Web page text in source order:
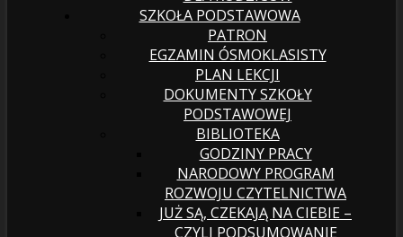
SZKOŁA PODSTAWOWA
PATRON
EGZAMIN ÓSMOKLASISTY
PLAN LEKCJI
DOKUMENTY SZKOŁY
PODSTAWOWEJ
BIBLIOTEKA
GODZINY PRACY
NARODOWY PROGRAM
ROZWOJU CZYTELNICTWA
JUŻ SĄ, CZEKAJĄ NA CIEBIE –
CZYLI PODSUMOWANIE